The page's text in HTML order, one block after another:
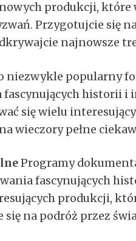
produkcji, które
Przygotujcie się
najnowsze
niezwykle popularny
historii i
się wielu
wieczory pełne
Programy
fascynujących
produkcji,
na podróż przez